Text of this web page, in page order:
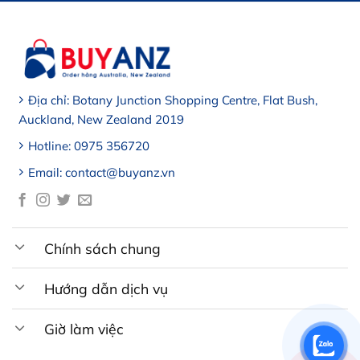
Địa chỉ: Botany Junction Shopping Centre, Flat Bush,
Auckland, New Zealand 2019
Hotline: 0975 356720
Email: contact@buyanz.vn
Chính sách chung
Hướng dẫn dịch vụ
Giờ làm việc